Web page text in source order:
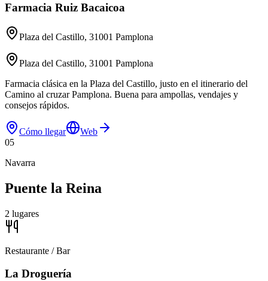
Farmacia Ruiz Bacaicoa
Plaza del Castillo, 31001 Pamplona
Plaza del Castillo, 31001 Pamplona
Farmacia clásica en la Plaza del Castillo, justo en el itinerario del
Camino al cruzar Pamplona. Buena para ampollas, vendajes y
consejos rápidos.
Cómo llegar
Web
05
Navarra
Puente la Reina
2 lugares
Restaurante / Bar
La Droguería